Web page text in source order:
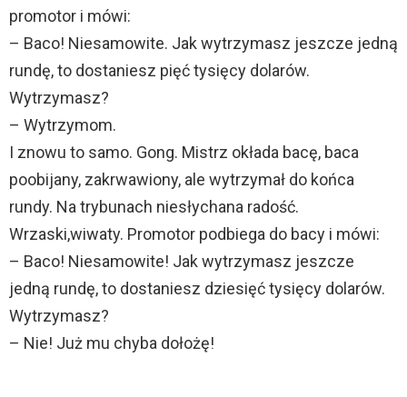
promotor i mówi:
– Baco! Niesamowite. Jak wytrzymasz jeszcze jedną
rundę, to dostaniesz pięć tysięcy dolarów.
Wytrzymasz?
– Wytrzymom.
I znowu to samo. Gong. Mistrz okłada bacę, baca
poobijany, zakrwawiony, ale wytrzymał do końca
rundy. Na trybunach niesłychana radość.
Wrzaski,wiwaty. Promotor podbiega do bacy i mówi:
– Baco! Niesamowite! Jak wytrzymasz jeszcze
jedną rundę, to dostaniesz dziesięć tysięcy dolarów.
Wytrzymasz?
– Nie! Już mu chyba dołożę!